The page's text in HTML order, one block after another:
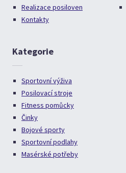
Realizace posiloven
Kontakty
Kategorie
Sportovní výživa
Posilovací stroje
Fitness pomůcky
Činky
Bojové sporty
Sportovní podlahy
Masérské potřeby